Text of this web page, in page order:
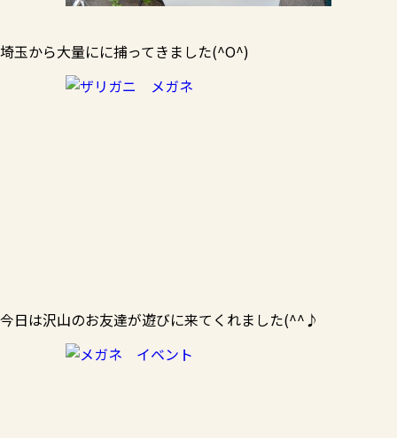
埼玉から大量にに捕ってきました(^O^)
今日は沢山のお友達が遊びに来てくれました(^^♪